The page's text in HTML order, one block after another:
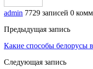
admin 7729 записей 0
Предыдущая запись
Какие способы белорусы
Следующая запись